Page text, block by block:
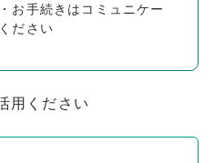
お手続きはコミュニケー
ださい
用ください